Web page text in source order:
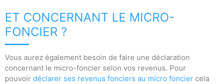
ET CONCERNANT LE MICRO-
FONCIER ?
Vous aurez également besoin de faire une déclaration
concernant le micro-foncier selon vos revenus. Pour
pouvoir déclarer ses revenus fonciers au micro foncier cela